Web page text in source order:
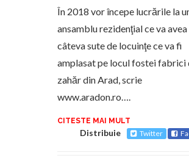
În 2018 vor începe lucrările la
ansamblu rezidenţial ce va avea
câteva sute de locuinţe ce va fi
amplasat pe locul fostei fabrici
zahăr din Arad, scrie
www.aradon.ro….
CITESTE MAI MULT
Distribuie Twitter